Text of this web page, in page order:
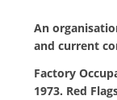
An
and current
Factory
1973. Red